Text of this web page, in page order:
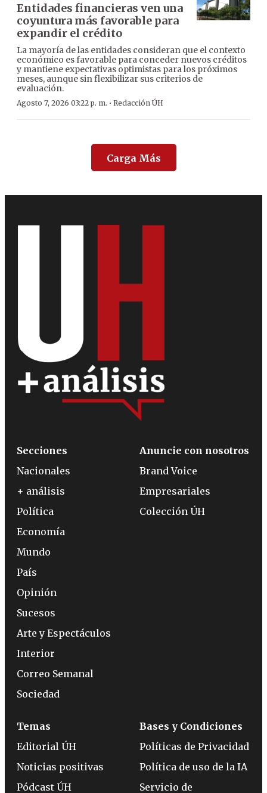
Entidades financieras ven una
coyuntura más favorable para
expandir el crédito
La mayoría de las entidades consideran que el contexto
económico es favorable para conceder nuevos créditos
y mantiene expectativas optimistas para los próximos
meses, aunque sin flexibilizar sus criterios de
evaluación.
Agosto 7, 2026 03:22 p. m. · Redacción ÚH
Carga Más
Secciones
Nacionales
+ análisis
Política
Economía
Mundo
País
Opinión
Sucesos
Arte y Espectáculos
Interior
Correo Semanal
Sociedad
Anuncie con nosotros
Brand Voice
Empresariales
Colección ÚH
Temas
Editorial ÚH
Noticias positivas
Pódcast ÚH
Bases y Condiciones
Políticas de Privacidad
Política de uso de la IA
Servicio de